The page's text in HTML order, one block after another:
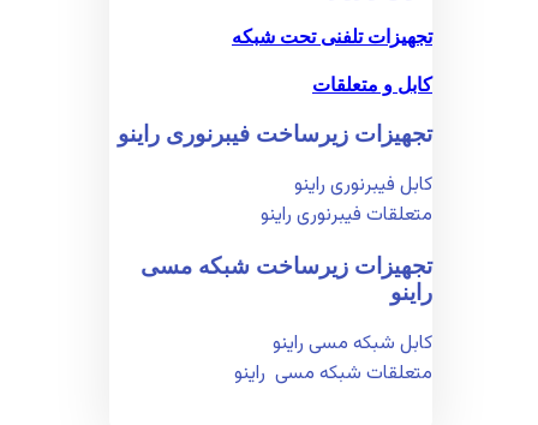
تجهیزات تلفنی تحت شبکه
کابل و متعلقات
تجهیزات زیر‌ساخت فیبر‌نوری راینو
کابل فیبر‌نوری راینو
متعلقات فیبر‌نوری راینو
تجهیزات زیر‌ساخت شبکه مسی
راینو
کابل شبکه مسی راینو
متعلقات شبکه مسی راینو